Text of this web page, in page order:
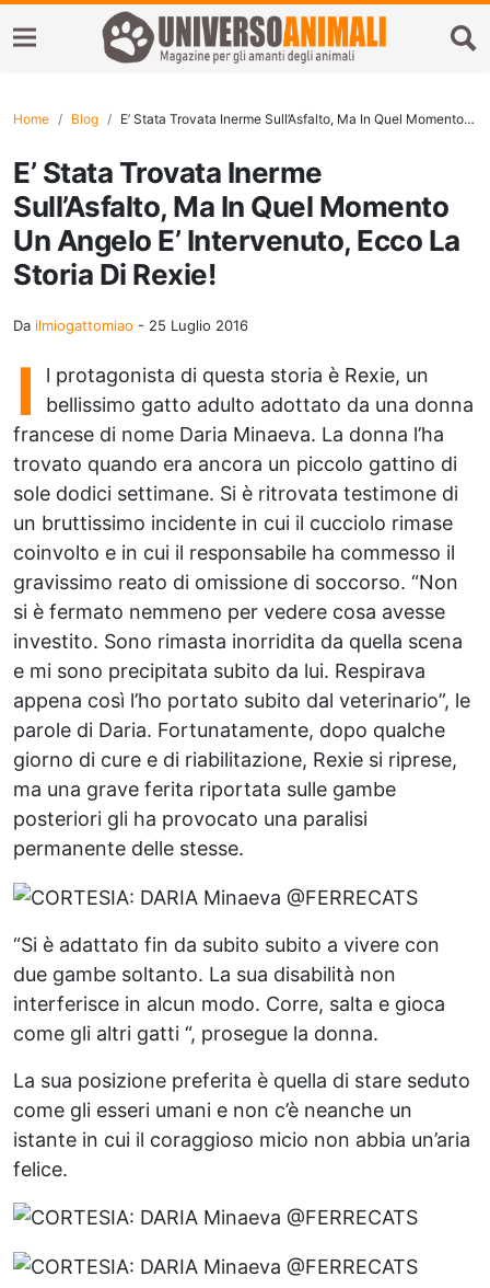
Home Blog E’ Stata Trovata Inerme Sull’Asfalto, Ma In Quel Momento Un Angelo E’ Intervenuto, Ecco La Storia Di Rexie!
E’ Stata Trovata Inerme
Sull’Asfalto, Ma In Quel Momento
Un Angelo E’ Intervenuto, Ecco La
Storia Di Rexie!
Da ilmiogattomiao - 25 Luglio 2016
I
l protagonista di questa storia è Rexie, un
bellissimo gatto adulto adottato da una donna
francese di nome Daria Minaeva. La donna l’ha
trovato quando era ancora un piccolo gattino di
sole dodici settimane. Si è ritrovata testimone di
un bruttissimo incidente in cui il cucciolo rimase
coinvolto e in cui il responsabile ha commesso il
gravissimo reato di omissione di soccorso. “Non
si è fermato nemmeno per vedere cosa avesse
investito. Sono rimasta inorridita da quella scena
e mi sono precipitata subito da lui. Respirava
appena così l’ho portato subito dal veterinario”, le
parole di Daria. Fortunatamente, dopo qualche
giorno di cure e di riabilitazione, Rexie si riprese,
ma una grave ferita riportata sulle gambe
posteriori gli ha provocato una paralisi
permanente delle stesse.
“Si è adattato fin da subito subito a vivere con
due gambe soltanto. La sua disabilità non
interferisce in alcun modo. Corre, salta e gioca
come gli altri gatti “, prosegue la donna.
La sua posizione preferita è quella di stare seduto
come gli esseri umani e non c’è neanche un
istante in cui il coraggioso micio non abbia un’aria
felice.